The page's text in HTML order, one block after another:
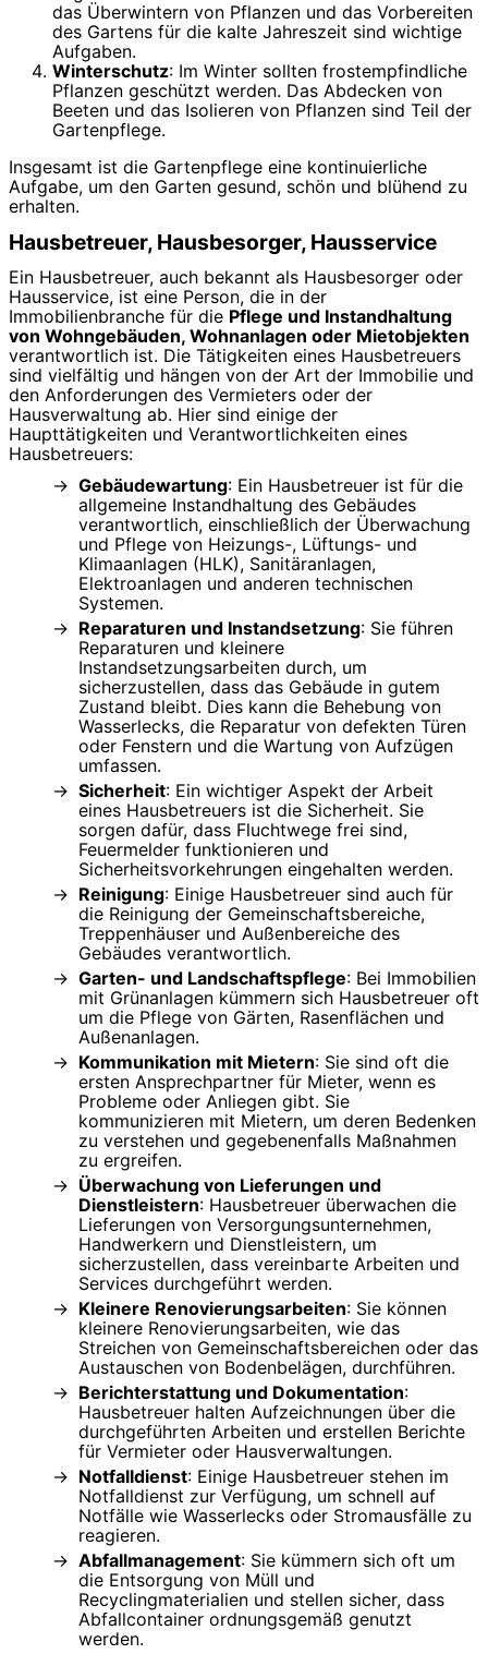
das Überwintern von Pflanzen und das Vorbereiten
des Gartens für die kalte Jahreszeit sind wichtige
Aufgaben.
Winterschutz: Im Winter sollten frostempfindliche
Pflanzen geschützt werden. Das Abdecken von
Beeten und das Isolieren von Pflanzen sind Teil der
Gartenpflege.
Insgesamt ist die Gartenpflege eine kontinuierliche
Aufgabe, um den Garten gesund, schön und blühend zu
erhalten.
Hausbetreuer, Hausbesorger, Hausservice
Ein Hausbetreuer, auch bekannt als Hausbesorger oder
Hausservice, ist eine Person, die in der
Immobilienbranche für die Pflege und Instandhaltung
von Wohngebäuden, Wohnanlagen oder Mietobjekten
verantwortlich ist. Die Tätigkeiten eines Hausbetreuers
sind vielfältig und hängen von der Art der Immobilie und
den Anforderungen des Vermieters oder der
Hausverwaltung ab. Hier sind einige der
Haupttätigkeiten und Verantwortlichkeiten eines
Hausbetreuers:
Gebäudewartung: Ein Hausbetreuer ist für die
allgemeine Instandhaltung des Gebäudes
verantwortlich, einschließlich der Überwachung
und Pflege von Heizungs-, Lüftungs- und
Klimaanlagen (HLK), Sanitäranlagen,
Elektroanlagen und anderen technischen
Systemen.
Reparaturen und Instandsetzung: Sie führen
Reparaturen und kleinere
Instandsetzungsarbeiten durch, um
sicherzustellen, dass das Gebäude in gutem
Zustand bleibt. Dies kann die Behebung von
Wasserlecks, die Reparatur von defekten Türen
oder Fenstern und die Wartung von Aufzügen
umfassen.
Sicherheit: Ein wichtiger Aspekt der Arbeit
eines Hausbetreuers ist die Sicherheit. Sie
sorgen dafür, dass Fluchtwege frei sind,
Feuermelder funktionieren und
Sicherheitsvorkehrungen eingehalten werden.
Reinigung: Einige Hausbetreuer sind auch für
die Reinigung der Gemeinschaftsbereiche,
Treppenhäuser und Außenbereiche des
Gebäudes verantwortlich.
Garten- und Landschaftspflege: Bei Immobilien
mit Grünanlagen kümmern sich Hausbetreuer oft
um die Pflege von Gärten, Rasenflächen und
Außenanlagen.
Kommunikation mit Mietern: Sie sind oft die
ersten Ansprechpartner für Mieter, wenn es
Probleme oder Anliegen gibt. Sie
kommunizieren mit Mietern, um deren Bedenken
zu verstehen und gegebenenfalls Maßnahmen
zu ergreifen.
Überwachung von Lieferungen und
Dienstleistern: Hausbetreuer überwachen die
Lieferungen von Versorgungsunternehmen,
Handwerkern und Dienstleistern, um
sicherzustellen, dass vereinbarte Arbeiten und
Services durchgeführt werden.
Kleinere Renovierungsarbeiten: Sie können
kleinere Renovierungsarbeiten, wie das
Streichen von Gemeinschaftsbereichen oder das
Austauschen von Bodenbelägen, durchführen.
Berichterstattung und Dokumentation:
Hausbetreuer halten Aufzeichnungen über die
durchgeführten Arbeiten und erstellen Berichte
für Vermieter oder Hausverwaltungen.
Notfalldienst: Einige Hausbetreuer stehen im
Notfalldienst zur Verfügung, um schnell auf
Notfälle wie Wasserlecks oder Stromausfälle zu
reagieren.
Abfallmanagement: Sie kümmern sich oft um
die Entsorgung von Müll und
Recyclingmaterialien und stellen sicher, dass
Abfallcontainer ordnungsgemäß genutzt
werden.